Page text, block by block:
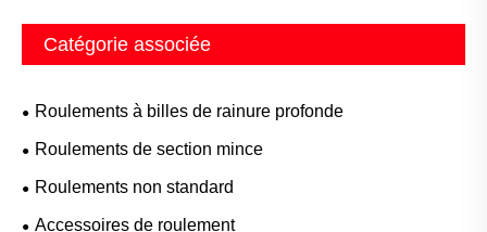
Catégorie associée
Roulements à billes de rainure profonde
Roulements de section mince
Roulements non standard
Accessoires de roulement